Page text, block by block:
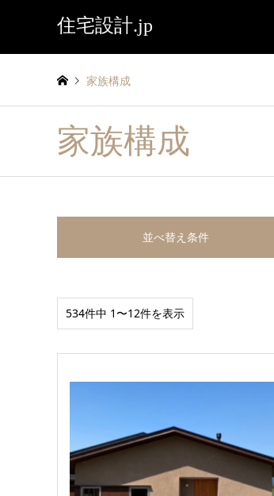
住宅設計.jp
家族構成
家族構成
並べ替え条件
534件中 1〜12件を表示